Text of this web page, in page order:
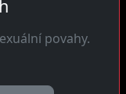
nestydím se to tu
povahy.